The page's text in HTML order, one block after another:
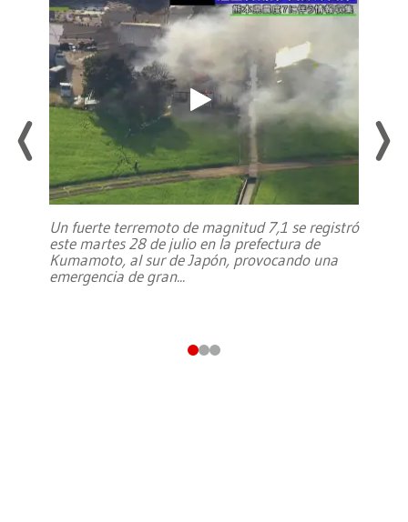
Un fuerte terremoto de magnitud 7,1 se registró
este martes 28 de julio en la prefectura de
Kumamoto, al sur de Japón, provocando una
emergencia de gran...